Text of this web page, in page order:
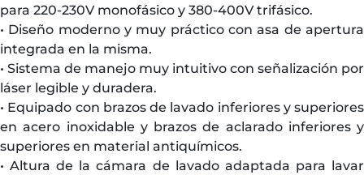
para 220-230V monofásico y 380-400V trifásico.
• Diseño moderno y muy práctico con asa de apertura
integrada en la misma.
• Sistema de manejo muy intuitivo con señalización por
láser legible y duradera.
• Equipado con brazos de lavado inferiores y superiores
en acero inoxidable y brazos de aclarado inferiores y
superiores en material antiquímicos.
• Altura de la cámara de lavado adaptada para lavar